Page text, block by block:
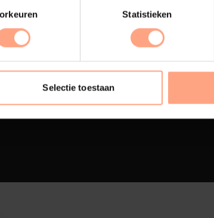
Statistieken
Selectie toestaan
in onze
met
PUUUR biedt volledige
ontzorging van eerste